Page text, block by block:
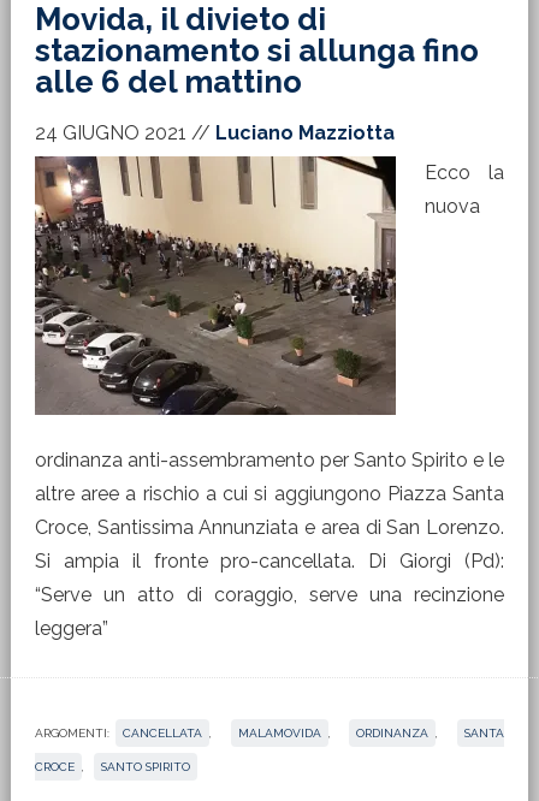
Movida, il divieto di
stazionamento si allunga fino
alle 6 del mattino
24 GIUGNO 2021 // Luciano Mazziotta
Ecco la
nuova
ordinanza anti-assembramento per Santo Spirito e le
altre aree a rischio a cui si aggiungono Piazza Santa
Croce, Santissima Annunziata e area di San Lorenzo.
Si ampia il fronte pro-cancellata. Di Giorgi (Pd):
“Serve un atto di coraggio, serve una recinzione
leggera”
ARGOMENTI: CANCELLATA MALAMOVIDA ORDINANZA SANTA
CROCE SANTO SPIRITO